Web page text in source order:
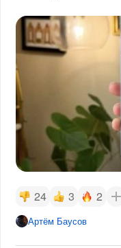
24 3 2
Артём Баусов